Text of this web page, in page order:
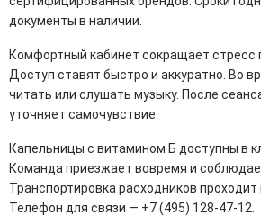
документы в наличии.
Комфортный кабинет сокращает стресс
Доступ ставят быстро и аккуратно. Во
читать или слушать музыку. После
уточняет самочувствие.
Капельницы с витамином Б доступны в
Команда приезжает вовремя и
Транспортировка расходников проходит
Телефон для связи — +7 (495) 128-47-12.